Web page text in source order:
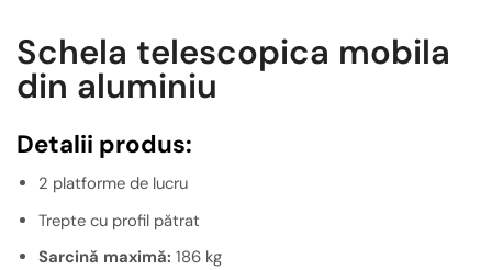
Schela telescopica mobila
din aluminiu
Detalii produs:
2 platforme de lucru
Trepte cu profil pătrat
Sarcină maximă: 186 kg